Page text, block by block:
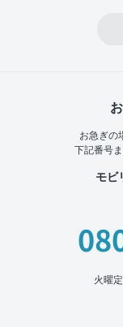
お急ぎの
下記番号
モビ
火曜